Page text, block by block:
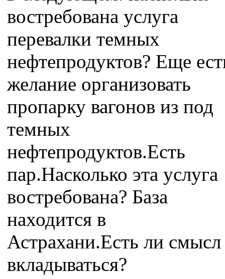
востребована услуга
перевалки темных
нефтепродуктов? Еще
желание организовать
пропарку вагонов из под
темных
нефтепродуктов.Есть
пар.Насколько эта услуга
востребована? База
находится в
Астрахани.Есть ли смысл
вкладываться?